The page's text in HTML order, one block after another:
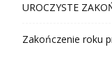
UROCZYSTE
Zakończenie roku